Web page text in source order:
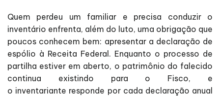
Quem perdeu um familiar e precisa conduzir o
inventário enfrenta, além do luto, uma obrigação que
poucos conhecem bem: apresentar a declaração de
espólio à Receita Federal. Enquanto o processo de
partilha estiver em aberto, o patrimônio do falecido
continua existindo para o Fisco, e
o inventariante responde por cada declaração anual